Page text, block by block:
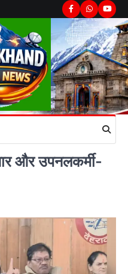
Facebook
Whatsapp
और उपनलकर्मी-